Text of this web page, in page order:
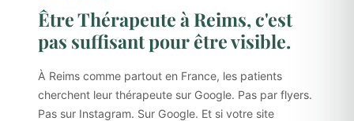
Être Thérapeute à Reims, c'est
pas suffisant pour être visible.
À Reims comme partout en France, les patients
cherchent leur thérapeute sur Google. Pas par flyers.
Pas sur Instagram. Sur Google. Et si votre site